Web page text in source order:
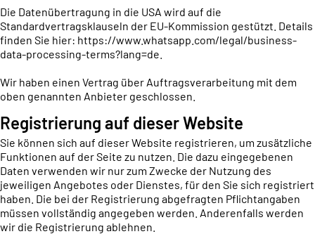
Die Datenübertragung in die USA wird auf die
Standardvertragsklauseln der EU-Kommission gestützt. Details
finden Sie hier: https://www.whatsapp.com/legal/business-
data-processing-terms?lang=de
Wir haben einen Vertrag über Auftragsverarbeitung mit dem
oben genannten Anbieter geschlossen.
Registrierung auf dieser Website
Sie können sich auf dieser Website registrieren, um zusätzliche
Funktionen auf der Seite zu nutzen. Die dazu eingegebenen
Daten verwenden wir nur zum Zwecke der Nutzung des
jeweiligen Angebotes oder Dienstes, für den Sie sich registriert
haben. Die bei der Registrierung abgefragten Pflichtangaben
müssen vollständig angegeben werden. Anderenfalls werden
wir die Registrierung ablehnen.